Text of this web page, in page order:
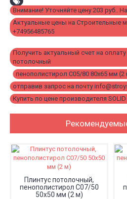
Внимание! Уточняйте цену 203 руб..
Актуальные цены на Строительные
+74956485765
Получить актуальный счет на
потолочный
пенополистирол С05/80 80x65 мм (2
отправив запрос на почту
Купить по цене производителя
Плинтус потолочный,
пенополистирол С07/50
50x50 мм (2 м)